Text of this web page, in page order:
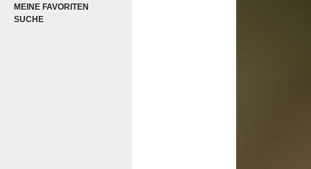
MEINE FAVORITEN
SUCHE